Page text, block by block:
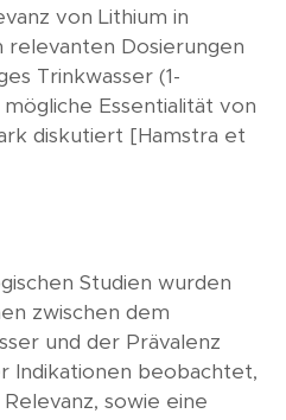
von Lithium in
relevanten Dosierungen
Trinkwasser (1-
Essentialität von
diskutiert [Hamstra et
Studien wurden
zwischen dem
und der Prävalenz
Indikationen beobachtet,
sowie eine